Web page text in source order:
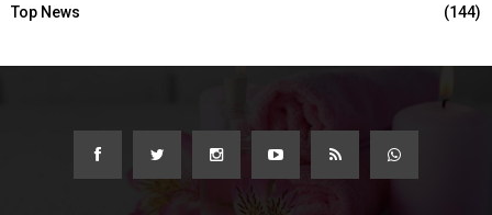
Top News
(144)